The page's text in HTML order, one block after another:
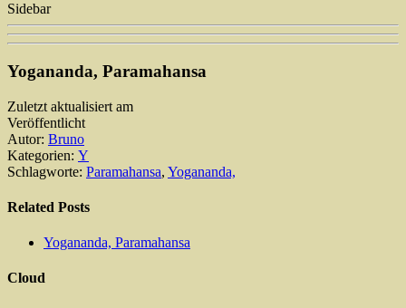
Sidebar
Yogananda, Paramahansa
Zuletzt aktualisiert am
Veröffentlicht
Autor: Bruno
Kategorien: Y
Schlagworte: Paramahansa, Yogananda,
Related Posts
Yogananda, Paramahansa
Cloud